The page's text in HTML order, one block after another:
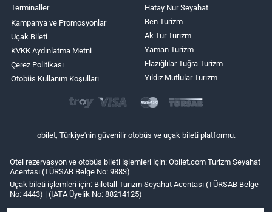
Terminaller
Kampanya ve Promosyonlar
Uçak Bileti
KVKK Aydınlatma Metni
Çerez Politikası
Otobüs Kullanım Koşulları
Hatay Nur Seyahat
Ben Turizm
Ak Tur Turizm
Yaman Turizm
Elazığlılar Tuğra Turizm
Yıldız Mutlular Turizm
obilet, Türkiye'nin güvenilir otobüs ve uçak bileti platformu.
Otel rezervasyon ve otobüs bileti işlemleri için: Obilet.com Turizm Seyahat
Acentası (TÜRSAB Belge No: 9883)
Uçak bileti işlemleri için: Biletall Turizm Seyahat Acentası (TÜRSAB Belge
No: 4443) | (IATA Üyelik No: 88214125)